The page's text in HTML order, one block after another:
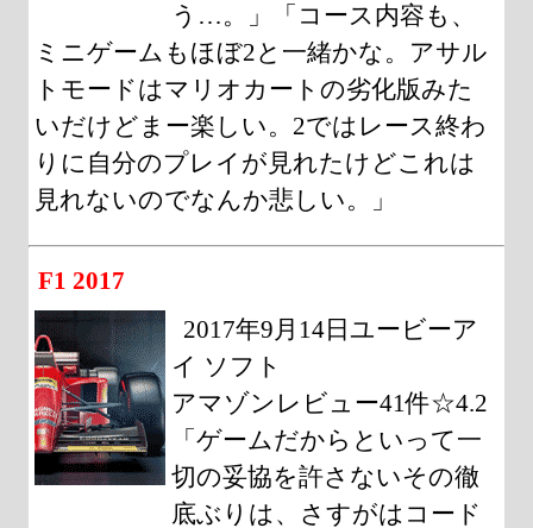
う…。」「コース内容も、
ミニゲームもほぼ2と一緒かな。アサル
トモードはマリオカートの劣化版みた
いだけどまー楽しい。2ではレース終わ
りに自分のプレイが見れたけどこれは
見れないのでなんか悲しい。」
F1 2017
2017年9月14日ユービーア
イ ソフト
アマゾンレビュー41件☆4.2
「ゲームだからといって一
切の妥協を許さないその徹
底ぶりは、さすがはコード